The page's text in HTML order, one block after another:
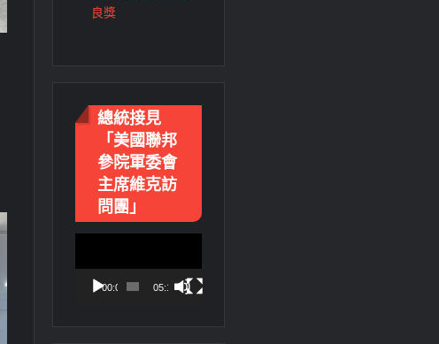
良獎
總統接見
「美國聯邦
參院軍委會
主席維克訪
問團」
00:00 05:18